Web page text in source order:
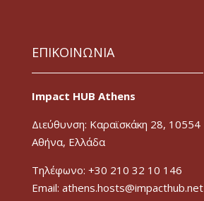
ΕΠΙΚΟΙΝΩΝΙΑ
Impact HUB Athens
Διεύθυνση: Καραϊσκάκη 28, 10554
Αθήνα, Ελλάδα
Τηλέφωνο: +30 210 32 10 146
Email: athens.hosts@impacthub.net